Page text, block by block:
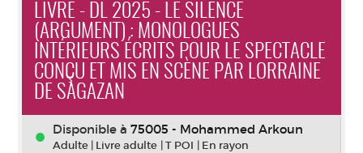
LIVRE - DL 2025 - LE SILENCE
(ARGUMENT) : MONOLOGUES
INTÉRIEURS ÉCRITS POUR LE SPECTACLE
CONÇU ET MIS EN SCÈNE PAR LORRAINE
DE SAGAZAN
Disponible à 75005 - Mohammed Arkoun
Adulte | Livre adulte |T POI | En rayon